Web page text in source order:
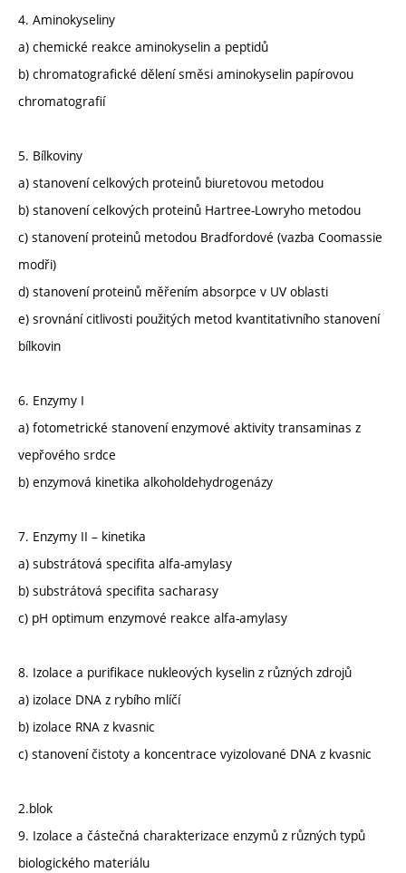
4. Aminokyseliny
a) chemické reakce aminokyselin a peptidů
b) chromatografické dělení směsi aminokyselin papírovou
chromatografií
5. Bílkoviny
a) stanovení celkových proteinů biuretovou metodou
b) stanovení celkových proteinů Hartree-Lowryho metodou
c) stanovení proteinů metodou Bradfordové (vazba Coomassie
modři)
d) stanovení proteinů měřením absorpce v UV oblasti
e) srovnání citlivosti použitých metod kvantitativního stanovení
bílkovin
6. Enzymy I
a) fotometrické stanovení enzymové aktivity transaminas z
vepřového srdce
b) enzymová kinetika alkoholdehydrogenázy
7. Enzymy II – kinetika
a) substrátová specifita alfa-amylasy
b) substrátová specifita sacharasy
c) pH optimum enzymové reakce alfa-amylasy
8. Izolace a purifikace nukleových kyselin z různých zdrojů
a) izolace DNA z rybího mlíčí
b) izolace RNA z kvasnic
c) stanovení čistoty a koncentrace vyizolované DNA z kvasnic
2.blok
9. Izolace a částečná charakterizace enzymů z různých typů
biologického materiálu